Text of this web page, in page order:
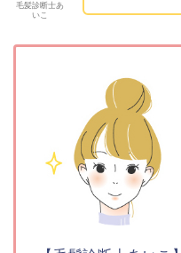
毛髪診断士あ
いこ